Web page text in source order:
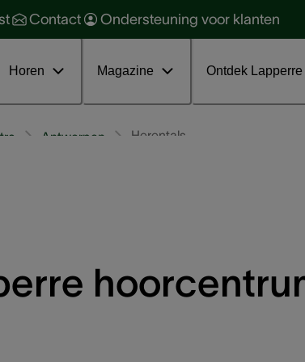
Contact Ondersteuning voor klanten
Horen Magazine Ontdek Lapperre
en soorten
en behandelen
Herentals
Antwerpen